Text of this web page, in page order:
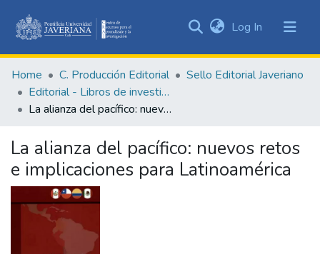
&
Collections
All of DSpace
Statistics
Log In (current)
Home C. Producción Editorial
Sello Editorial Javeriano
Editorial - Libros de investigación
La alianza del pacífico: nuevos retos e implicaciones para Latinoamérica
La alianza del pacífico: nuevos retos
e implicaciones para Latinoamérica